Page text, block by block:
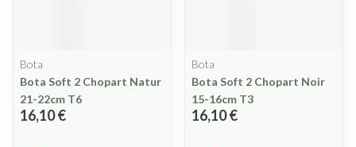
Bota
Bota Soft 2 Chopart Natur
21-22cm T6
16,10 €
Bota
Bota Soft 2 Chopart Noir
15-16cm T3
16,10 €